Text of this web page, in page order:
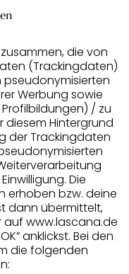
die von
(Trackingdaten)
Werbung sowie
/ zu
diesem Hintergrund
der Trackingdaten
Die
erhoben bzw. deine
dann übermittelt,
auf www.lascana.de
anklickst. Bei den
die folgenden